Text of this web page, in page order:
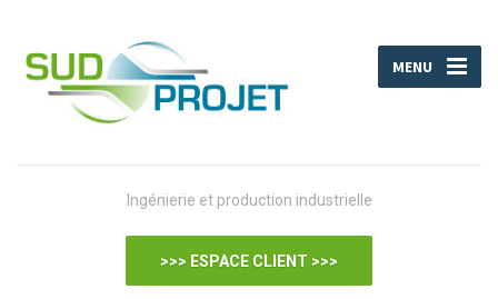
MENU
Ingénierie et production industrielle
>>> ESPACE CLIENT >>>